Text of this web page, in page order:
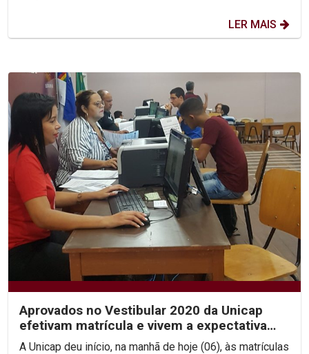
LER MAIS
Aprovados no Vestibular 2020 da Unicap
efetivam matrícula e vivem a expectativa
pelo início das aula
A Unicap deu início, na manhã de hoje (06), às matrículas